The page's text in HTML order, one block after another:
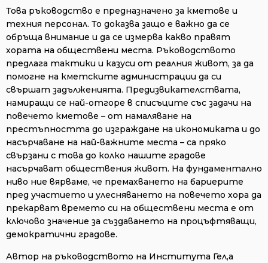
Това ръководство е предназначено за кметове и
техния персонал. То доказва защо е важно да се
обръща внимание и да се измерва какво правят
хората на обществени места. Ръководството
предлага тактики и казуси от реалния живот, за да
помогне на кметските администрации да си
свършат задълженията. Предизвикателствата,
намиращи се най-отгоре в списъците със задачи на
повечето кметове – от намаляване на
престъпността до изграждане на икономиката и до
насърчаване на най-важните места – са пряко
свързани с това до колко нашите градове
насърчават обществения живот. На фундаментално
ниво ние вярваме, че премахването на бариерите
пред участието и улесняването на повечето хора да
прекарват времето си на обществени места е от
ключово значение за създаването на процъфтяващи,
демократични градове.
Автор на ръководството на Института Гел,а